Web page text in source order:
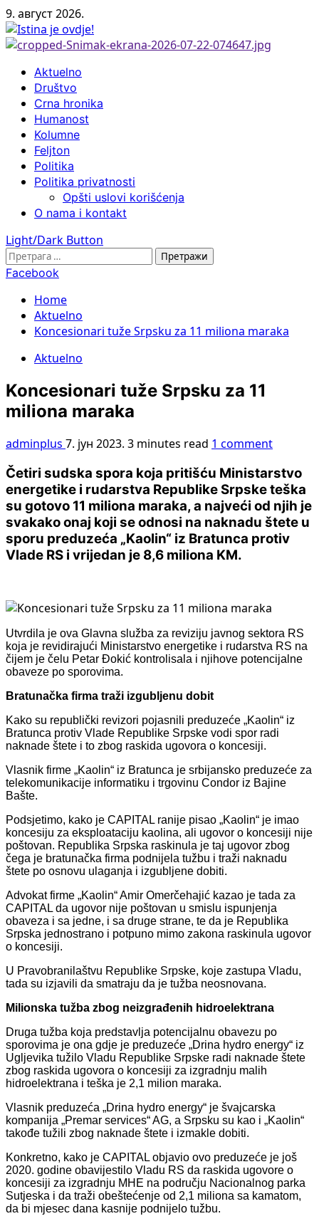
Skip
to
content
9. август 2026.
Primary
Menu
Aktuelno
Društvo
Crna hronika
Humanost
Kolumne
Feljton
Politika
Politika privatnosti
Opšti uslovi korišćenja
O nama i kontakt
Light/Dark Button
Претрага
за:
Facebook
Home
Aktuelno
Koncesionari tuže Srpsku za 11 miliona maraka
Aktuelno
Koncesionari tuže Srpsku za 11
miliona maraka
adminplus 7. јун 2023. 3 minutes read 1 comment
Četiri sudska spora koja pritišću Ministarstvo
energetike i rudarstva Republike Srpske teška
su gotovo 11 miliona maraka, a najveći od njih je
svakako onaj koji se odnosi na naknadu štete u
sporu preduzeća „Kaolin“ iz Bratunca protiv
Vlade RS i vrijedan je 8,6 miliona KM.
Utvrdila je ova Glavna služba za reviziju javnog sektora RS
koja je revidirajući Ministarstvo energetike i rudarstva RS na
čijem je čelu Petar Đokić kontrolisala i njihove potencijalne
obaveze po sporovima.
Bratunačka firma traži izgubljenu dobit
Kako su republički revizori pojasnili preduzeće „Kaolin“ iz
Bratunca protiv Vlade Republike Srpske vodi spor radi
naknade štete i to zbog raskida ugovora o koncesiji.
Vlasnik firme „Kaolin“ iz Bratunca je srbijansko preduzeće za
telekomunikacije informatiku i trgovinu Condor iz Bajine
Bašte.
Podsjetimo, kako je CAPITAL ranije pisao „Kaolin“ je imao
koncesiju za eksploataciju kaolina, ali ugovor o koncesiji nije
poštovan. Republika Srpska raskinula je taj ugovor zbog
čega je bratunačka firma podnijela tužbu i traži naknadu
štete po osnovu ulaganja i izgubljene dobiti.
Advokat firme „Kaolin“ Amir Omerčehajić kazao je tada za
CAPITAL da ugovor nije poštovan u smislu ispunjenja
obaveza i sa jedne, i sa druge strane, te da je Republika
Srpska jednostrano i potpuno mimo zakona raskinula ugovor
o koncesiji.
U Pravobranilaštvu Republike Srpske, koje zastupa Vladu,
tada su izjavili da smatraju da je tužba neosnovana.
Milionska tužba zbog neizgrađenih hidroelektrana
Druga tužba koja predstavlja potencijalnu obavezu po
sporovima je ona gdje je preduzeće „Drina hydro energy“ iz
Ugljevika tužilo Vladu Republike Srpske radi naknade štete
zbog raskida ugovora o koncesiji za izgradnju malih
hidroelektrana i teška je 2,1 milion maraka.
Vlasnik preduzeća „Drina hydro energy“ je švajcarska
kompanija „Premar services“ AG, a Srpsku su kao i „Kaolin“
takođe tužili zbog naknade štete i izmakle dobiti.
Konkretno, kako je CAPITAL objavio ovo preduzeće je još
2020. godine obavijestilo Vladu RS da raskida ugovore o
koncesiji za izgradnju MHE na području Nacionalnog parka
Sutjeska i da traži obeštećenje od 2,1 miliona sa kamatom,
da bi mjesec dana kasnije podnijelo tužbu.